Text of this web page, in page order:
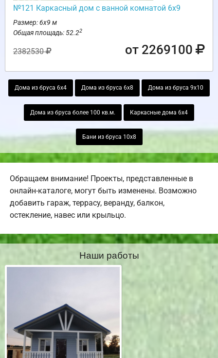
№121 Каркасный дом с ванной комнатой 6х9
Размер: 6х9 м
Общая площадь: 52.22
2382530 от 2269100
Дома из бруса 6х4 Дома из бруса 6х8 Дома из бруса 9х10
Дома из бруса более 100 кв.м. Каркасные дома 6х4
Бани из бруса 10х8
Обращаем внимание! Проекты, представленные в
онлайн-каталоге, могут быть изменены. Возможно
добавить гараж, террасу, веранду, балкон,
остекление, навес или крыльцо.
Наши работы